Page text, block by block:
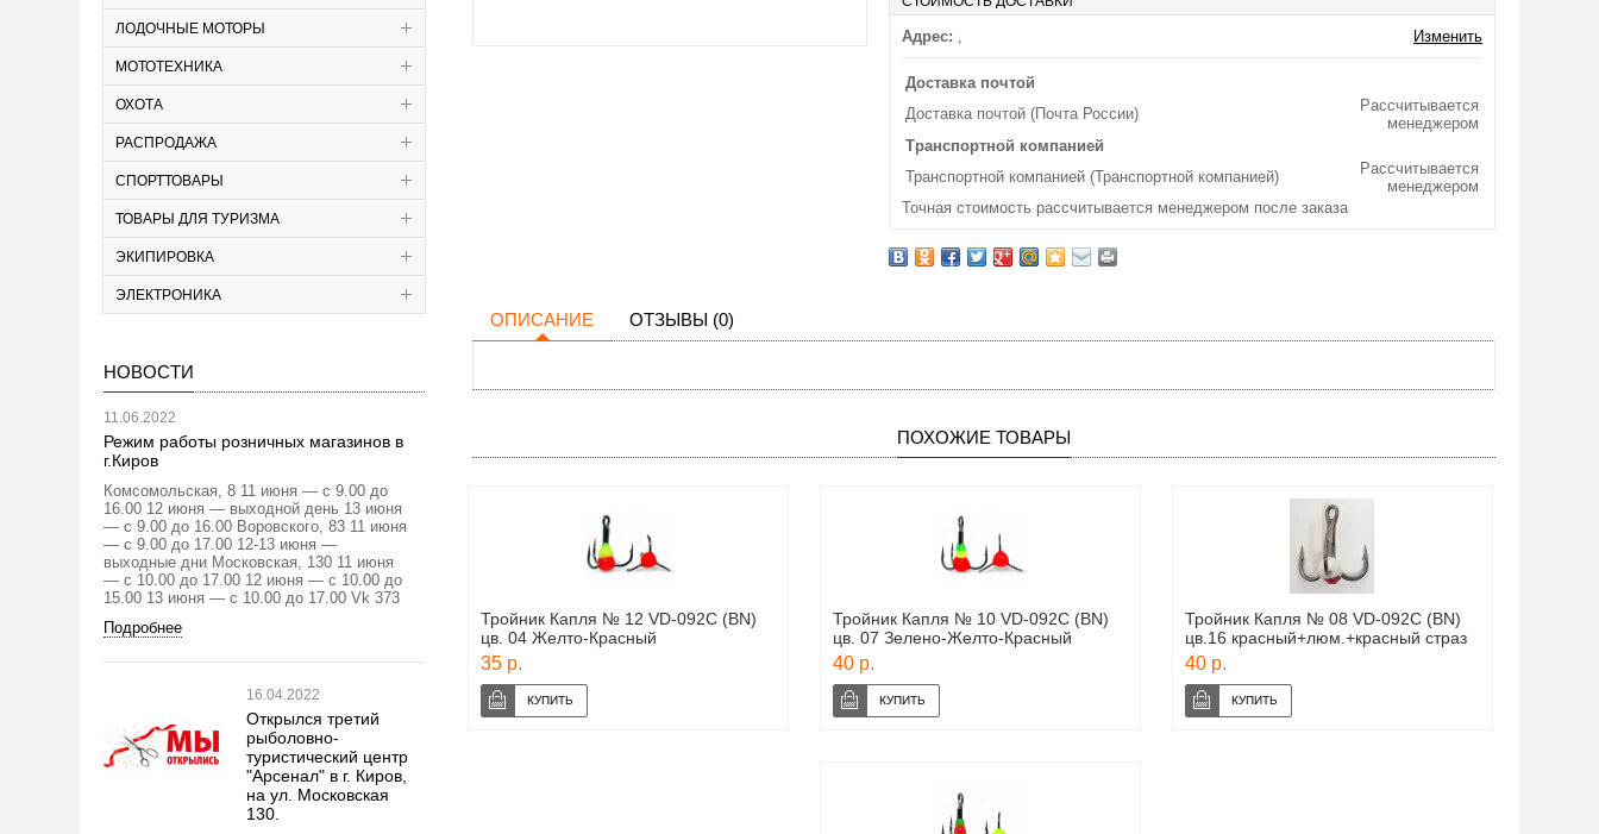
ЛОДОЧНЫЕ МОТОРЫ
МОТОТЕХНИКА
ОХОТА
РАСПРОДАЖА
СПОРТТОВАРЫ
ТОВАРЫ ДЛЯ ТУРИЗМА
ЭКИПИРОВКА
ЭЛЕКТРОНИКА
НОВОСТИ
11.06.2022
Режим работы розничных магазинов в
г.Киров
Комсомольская, 8 11 июня — с 9.00 до
16.00 12 июня — выходной день 13 июня
— с 9.00 до 16.00 Воровского, 83 11 июня
— с 9.00 до 17.00 12-13 июня —
выходные дни Московская, 130 11 июня
— с 10.00 до 17.00 12 июня — с 10.00 до
15.00 13 июня — с 10.00 до 17.00 Vk 373
Подробнее
16.04.2022
Открылся третий
рыболовно-
туристический центр
"Арсенал" в г. Киров,
на ул. Московская
130.
Адрес: , Изменить
Доставка почтой
Доставка почтой (Почта России)
Рассчитывается
менеджером
Транспортной компанией
Транспортной компанией (Транспортной компанией)
Рассчитывается
менеджером
Точная стоимость рассчитывается менеджером после заказа
ОПИСАНИЕ ОТЗЫВЫ (0)
ПОХОЖИЕ ТОВАРЫ
Тройник Капля № 12 VD-092C (BN)
цв. 04 Желто-Красный
35 р.
Тройник Капля № 10 VD-092C (BN)
цв. 07 Зелено-Желто-Красный
40 р.
Тройник Капля № 08 VD-092C (BN)
цв.16 красный+люм.+красный страз
40 р.